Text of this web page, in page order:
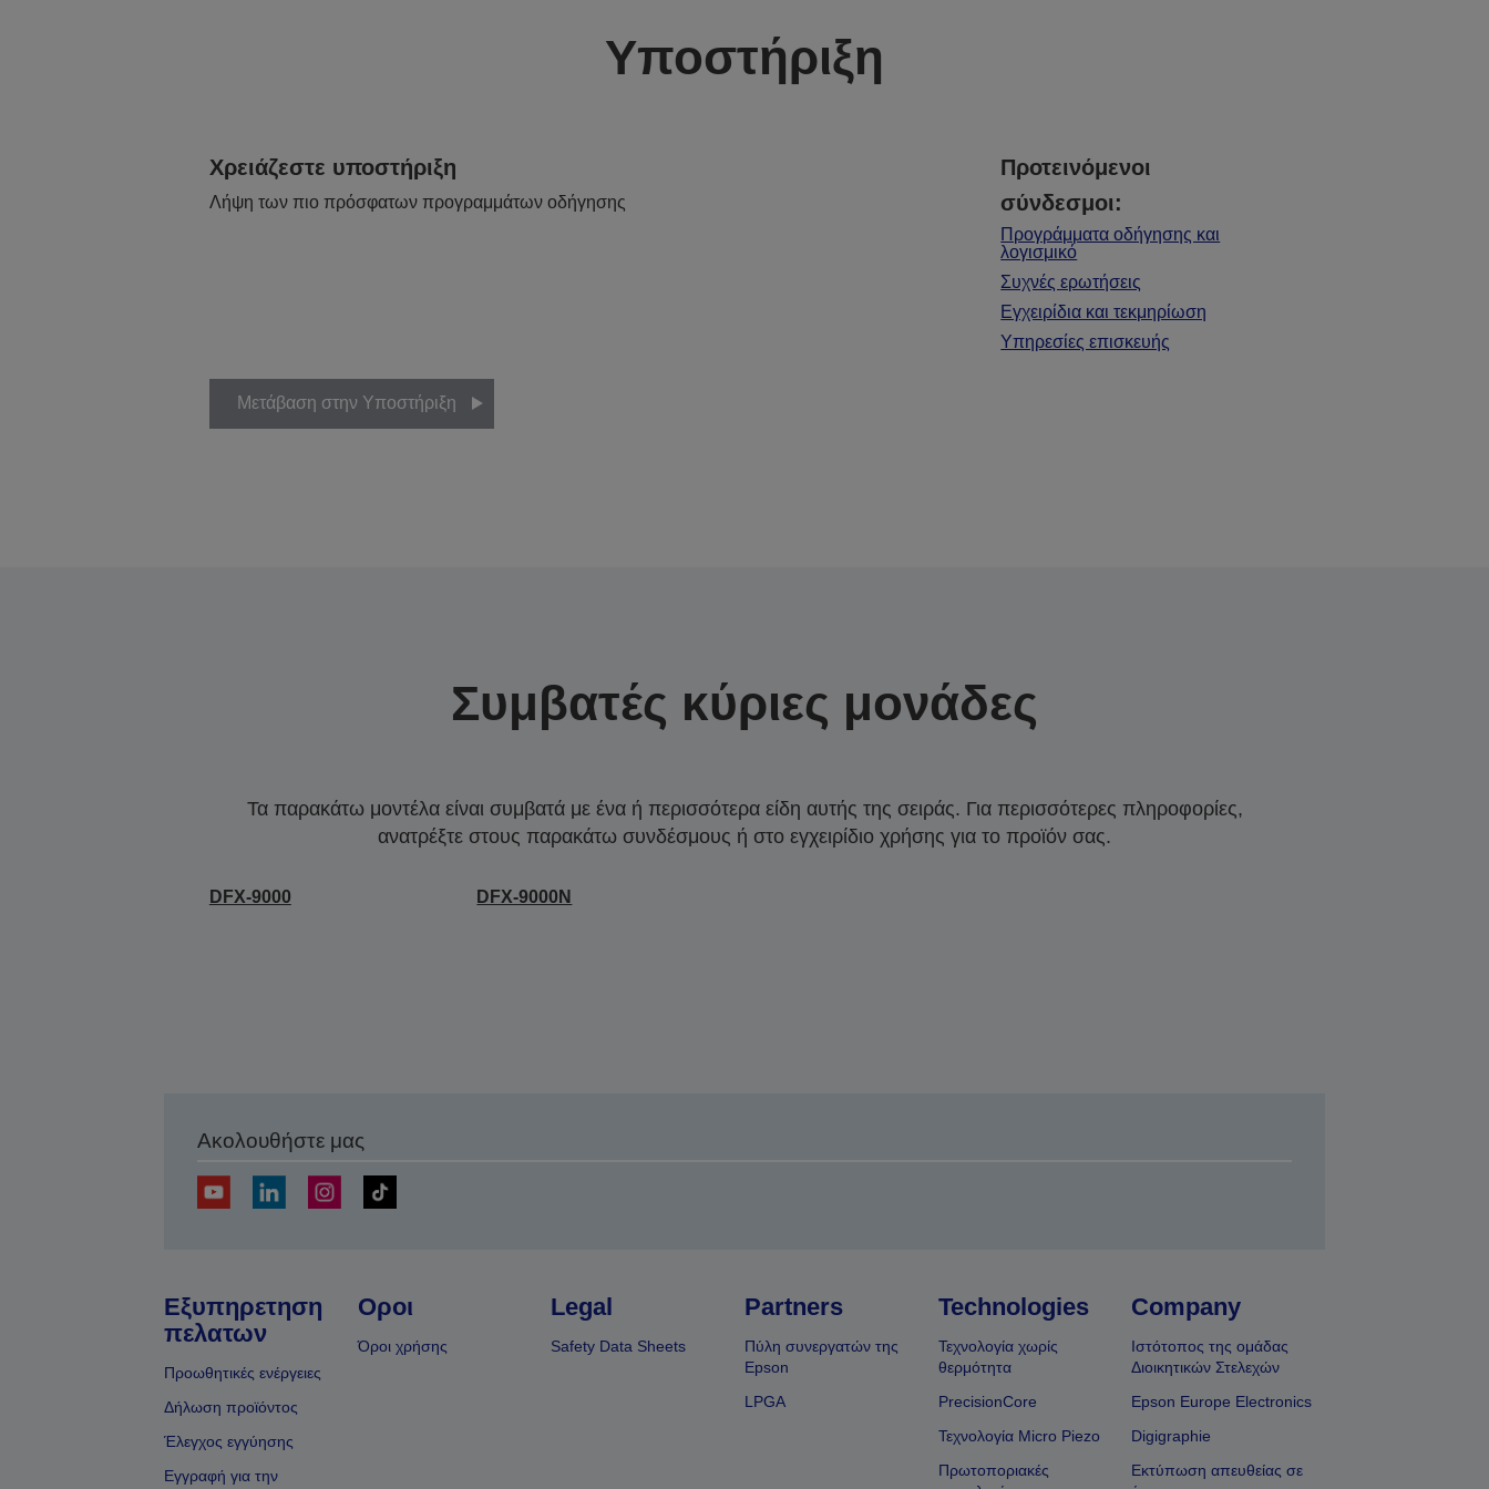
Υποστήριξη
Χρειάζεστε υποστήριξη
Λήψη των πιο πρόσφατων προγραμμάτων οδήγησης
Προτεινόμενοι
σύνδεσμοι:
Προγράμματα οδήγησης και
λογισμικό
Συχνές ερωτήσεις
Εγχειρίδια και τεκμηρίωση
Υπηρεσίες επισκευής
Μετάβαση στην Υποστήριξη
Συμβατές κύριες μονάδες
Τα παρακάτω μοντέλα είναι συμβατά με ένα ή περισσότερα είδη αυτής της σειράς. Για περισσότερες πληροφορίες,
ανατρέξτε στους παρακάτω συνδέσμους ή στο εγχειρίδιο χρήσης για το προϊόν σας.
DFX-9000 DFX-9000N
Ακολουθήστε μας
Εξυπηρετηση
πελατων
Προωθητικές ενέργειες
Δήλωση προϊόντος
Έλεγχος εγγύησης
Εγγραφή για την
Οροι
Όροι χρήσης
Legal
Safety Data Sheets
Partners
Πύλη συνεργατών της
Epson
LPGA
Technologies
Τεχνολογία χωρίς
θερμότητα
PrecisionCore
Τεχνολογία Micro Piezo
Πρωτοποριακές
Company
Ιστότοπος της ομάδας
Διοικητικών Στελεχών
Epson Europe Electronics
Digigraphie
Εκτύπωση απευθείας σε